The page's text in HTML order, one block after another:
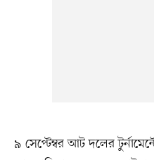
৯ সেপ্টেম্বর আট দলের